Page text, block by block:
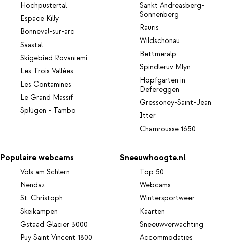
Hochpustertal
Espace Killy
Bonneval-sur-arc
Saastal
Skigebied Rovaniemi
Les Trois Vallées
Les Contamines
Le Grand Massif
Splügen - Tambo
Sankt Andreasberg-
Sonnenberg
Rauris
Wildschönau
Bettmeralp
Spindleruv Mlyn
Hopfgarten in
Defereggen
Gressoney-Saint-Jean
Itter
Chamrousse 1650
Populaire webcams
Völs am Schlern
Nendaz
St. Christoph
Skeikampen
Gstaad Glacier 3000
Puy Saint Vincent 1800
Sneeuwhoogte.nl
Top 50
Webcams
Wintersportweer
Kaarten
Sneeuwverwachting
Accommodaties